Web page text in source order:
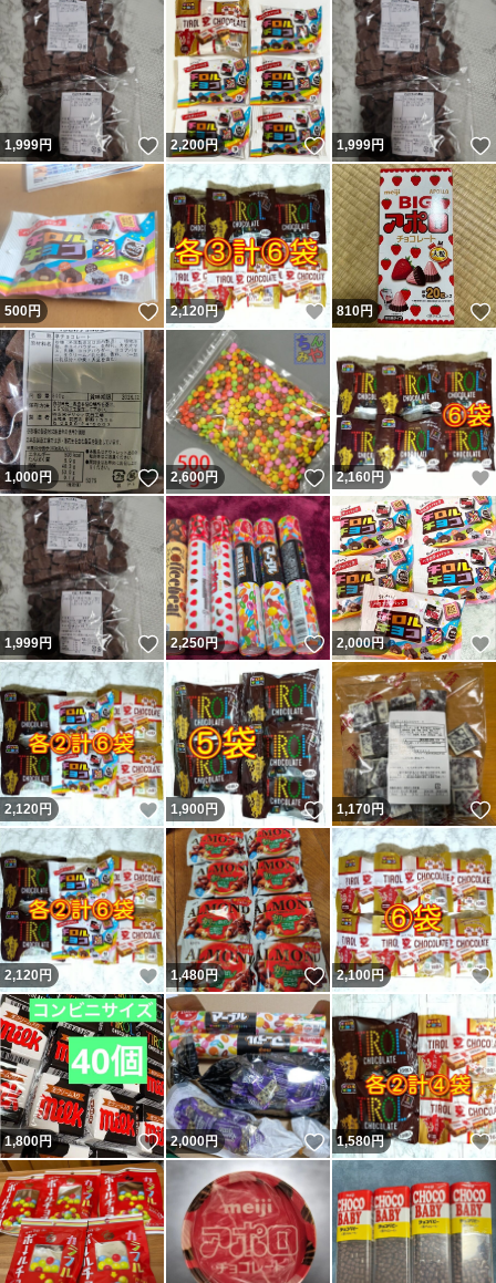
1,999円 いいね！
2,200円 いいね！
1,999円
500円 いいね！
2,120 円 いいね！
810円
1,000円 いいね！
2,600円 いいね！
2,160 円
1,999円 いいね！
2,250円 いいね！
2,000円
2,120 円 いいね！
1,900 円 いいね！
1,170円
2,120 円 いいね！
1,480円 いいね！
2,100円
1,800円 いいね！
2,000円 いいね！
1,580円